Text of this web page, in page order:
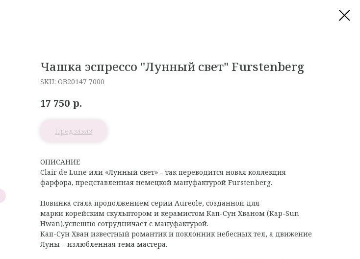
Чашка эспрессо "Лунный свет" Furstenberg
SKU: OB20147 7000
17 750 р.
ОПИСАНИЕ
Clair de Lune или «Лунный свет» – так переводится новая коллекция
фарфора, представленная немецкой мануфактурой Furstenberg.
Новинка стала продолжением серии Aureole, созданной для
марки корейским скульптором и керамистом Кап-Сун Хваном (Kap-Sun
Hwan),успешно сотрудничает с мануфактурой.
Кап-Сун Хван известный романтик и поклонник небесных тел, а движение
Луны – излюбленная тема мастера.